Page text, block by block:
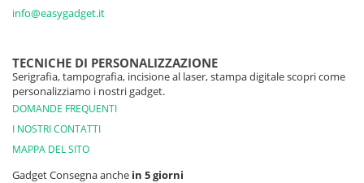
info@easygadget.it
TECNICHE DI PERSONALIZZAZIONE
Serigrafia, tampografia, incisione al laser, stampa digitale scopri come
personalizziamo i nostri gadget.
DOMANDE FREQUENTI
I NOSTRI CONTATTI
MAPPA DEL SITO
Gadget Consegna anche in 5 giorni